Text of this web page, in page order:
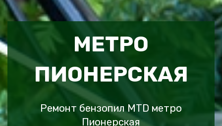
МЕТРО
ПИОНЕРСКАЯ
Ремонт бензопил MTD метро
Пионерская